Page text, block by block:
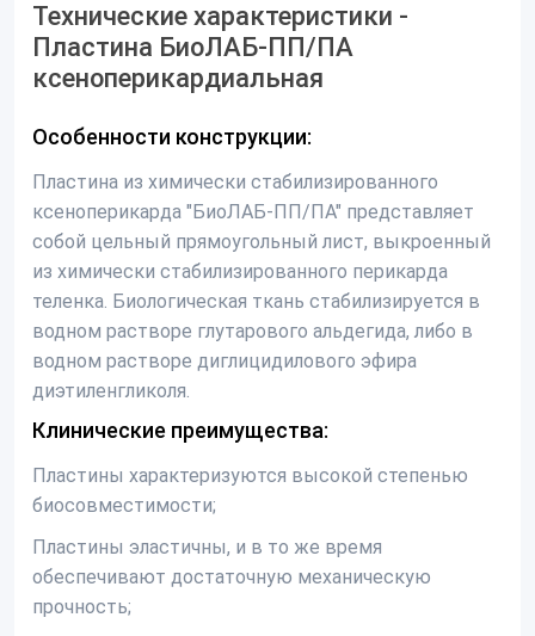
Технические характеристики -
Пластина БиоЛАБ-ПП/ПА
ксеноперикардиальная
Особенности конструкции:
Пластина из химически стабилизированного
ксеноперикарда "БиоЛАБ-ПП/ПА" представляет
собой цельный прямоугольный лист, выкроенный
из химически стабилизированного перикарда
теленка. Биологическая ткань стабилизируется в
водном растворе глутарового альдегида, либо в
водном растворе диглицидилового эфира
диэтиленгликоля.
Клинические преимущества:
Пластины характеризуются высокой степенью
биосовместимости;
Пластины эластичны, и в то же время
обеспечивают достаточную механическую
прочность;